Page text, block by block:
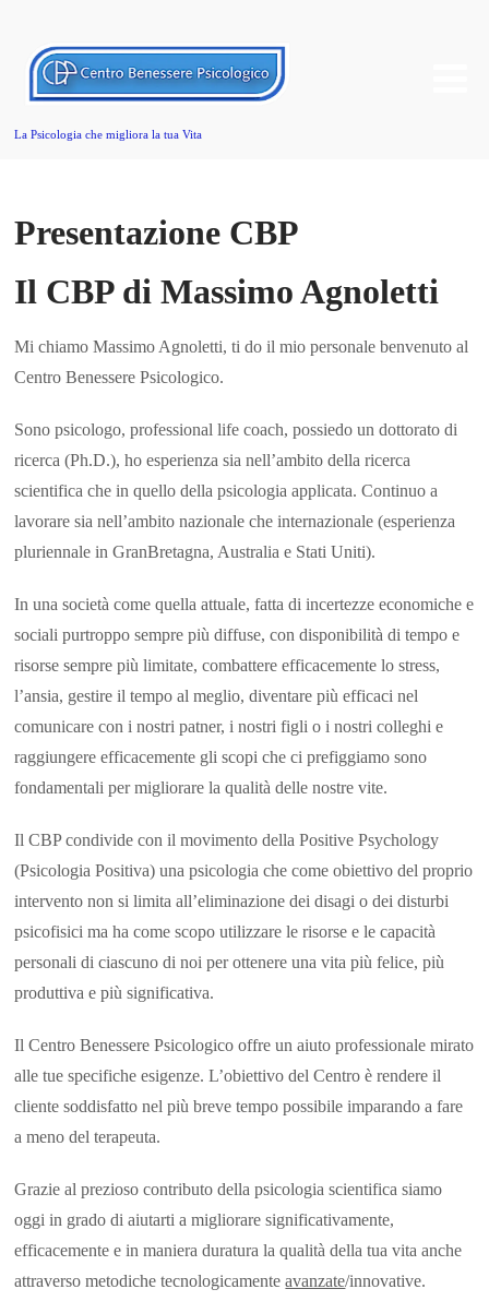
La Psicologia che migliora la tua Vita
Presentazione CBP
Il CBP di Massimo Agnoletti
Mi chiamo Massimo Agnoletti, ti do il mio personale benvenuto al
Centro Benessere Psicologico.
Sono psicologo, professional life coach, possiedo un dottorato di
ricerca (Ph.D.), ho esperienza sia nell’ambito della ricerca
scientifica che in quello della psicologia applicata. Continuo a
lavorare sia nell’ambito nazionale che internazionale (esperienza
pluriennale in GranBretagna, Australia e Stati Uniti).
In una società come quella attuale, fatta di incertezze economiche e
sociali purtroppo sempre più diffuse, con disponibilità di tempo e
risorse sempre più limitate, combattere efficacemente lo stress,
l’ansia, gestire il tempo al meglio, diventare più efficaci nel
comunicare con i nostri patner, i nostri figli o i nostri colleghi e
raggiungere efficacemente gli scopi che ci prefiggiamo sono
fondamentali per migliorare la qualità delle nostre vite.
Il CBP condivide con il movimento della Positive Psychology
(Psicologia Positiva) una psicologia che come obiettivo del proprio
intervento non si limita all’eliminazione dei disagi o dei disturbi
psicofisici ma ha come scopo utilizzare le risorse e le capacità
personali di ciascuno di noi per ottenere una vita più felice, più
produttiva e più significativa.
Il Centro Benessere Psicologico offre un aiuto professionale mirato
alle tue specifiche esigenze. L’obiettivo del Centro è rendere il
cliente soddisfatto nel più breve tempo possibile imparando a fare
a meno del terapeuta.
Grazie al prezioso contributo della psicologia scientifica siamo
oggi in grado di aiutarti a migliorare significativamente,
efficacemente e in maniera duratura la qualità della tua vita anche
attraverso metodiche tecnologicamenteavanzate/innovative.